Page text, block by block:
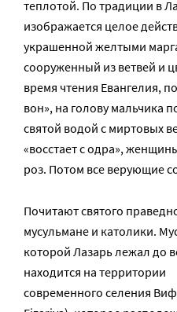
теплотой. По традиции в
изображается целое
украшенной желтыми
сооруженный из ветвей и
время чтения Евангелия,
вон», на голову мальчика
святой водой с миртовых
«восстает с одра»,
роз. Потом все верующие
Почитают святого
мусульмане и католики.
которой Лазарь лежал до
находится на территории
современного селения